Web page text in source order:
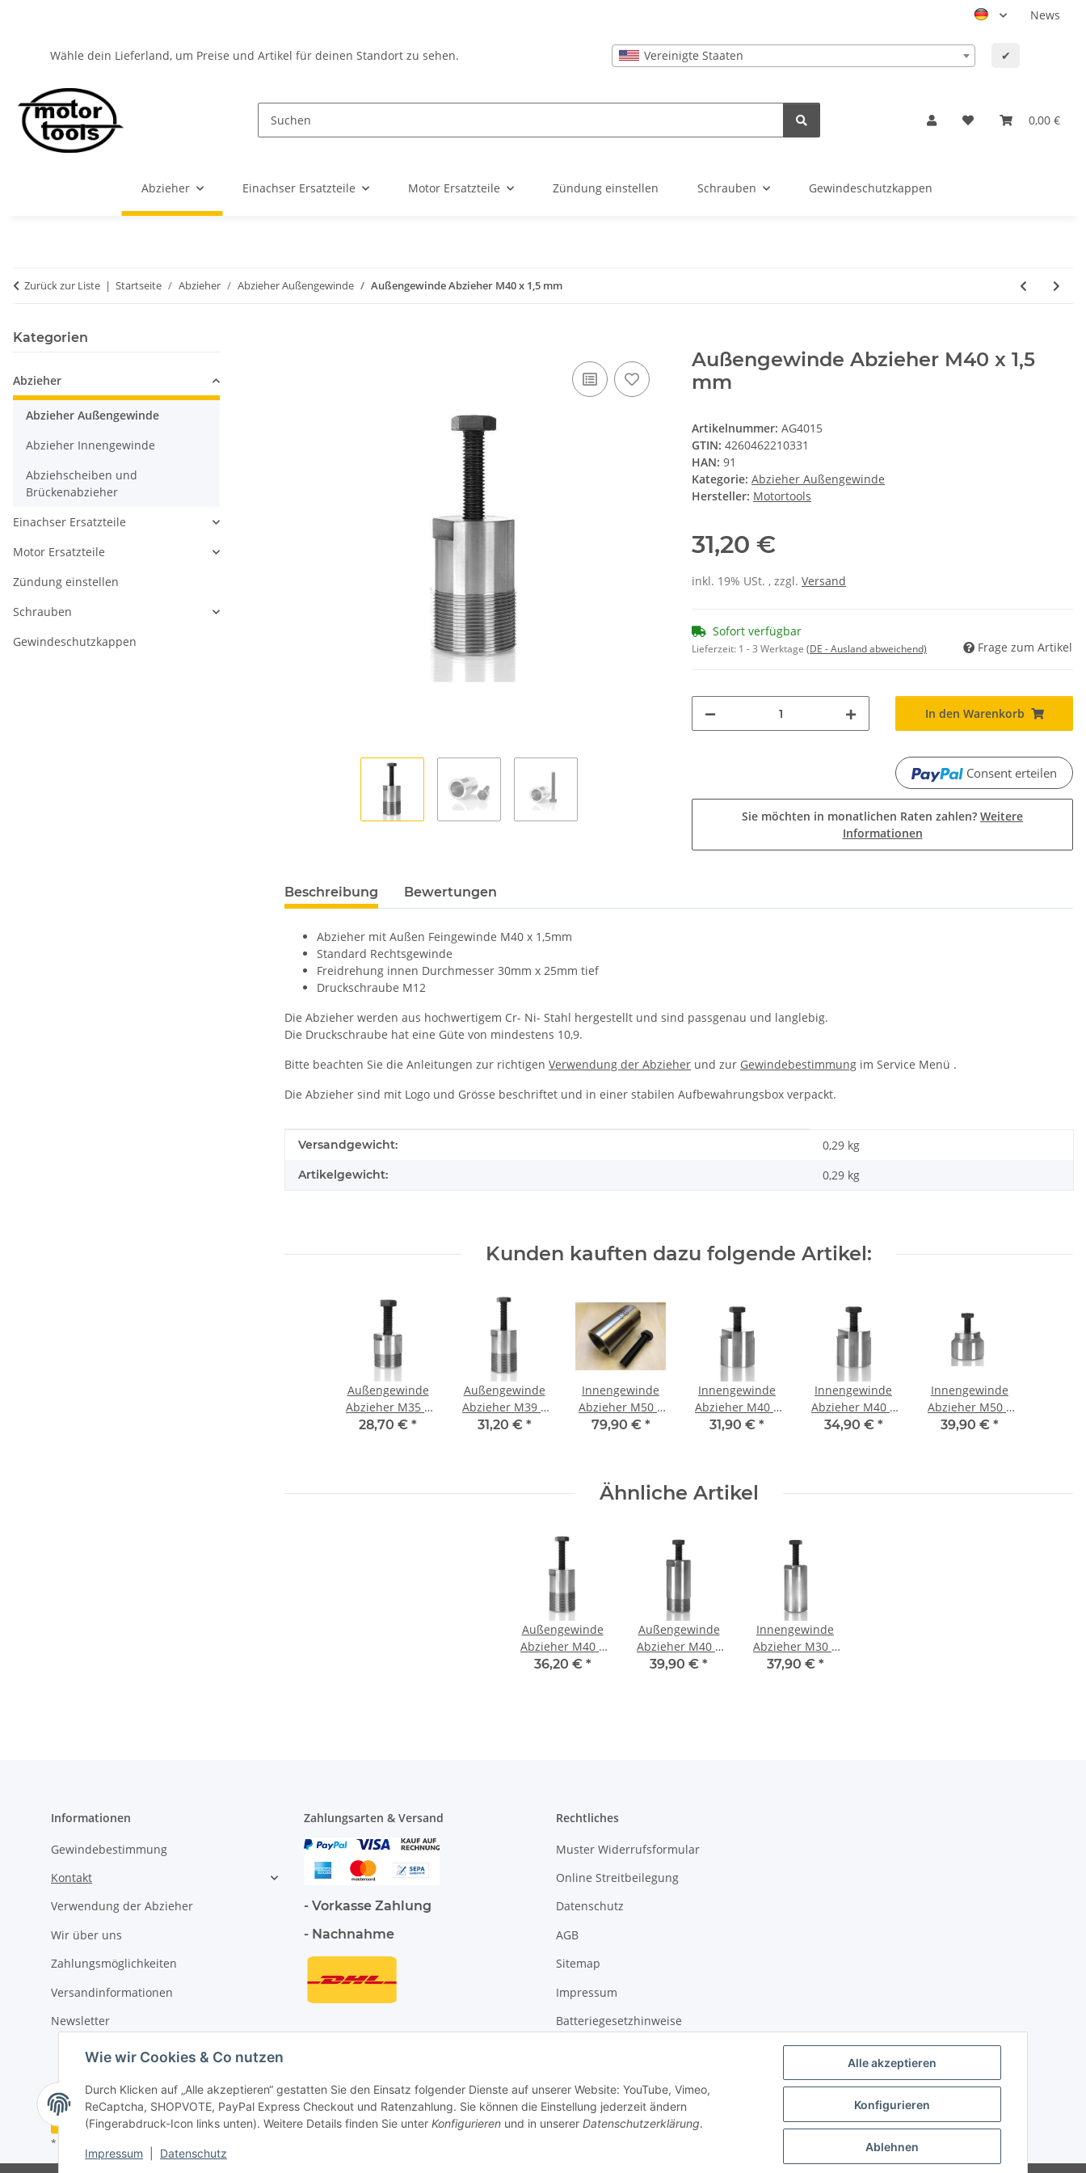
Alle akzeptieren
Konfigurieren
Ablehnen
Wie wir Cookies & Co nutzen
Durch Klicken auf „Alle akzeptieren“ gestatten Sie den Einsatz folgender Dienste auf unserer Website: YouTube, Vimeo,
ReCaptcha, SHOPVOTE, PayPal Express Checkout und Ratenzahlung. Sie können die Einstellung jederzeit ändern
(Fingerabdruck-Icon links unten). Weitere Details finden Sie unter Konfigurieren und in unserer Datenschutzerklärung.
Impressum Datenschutz
News
Wähle dein Lieferland, um Preise und Artikel für deinen Standort zu sehen. Vereinigte Staaten ✔
0,00 €
Abzieher Einachser Ersatzteile Motor Ersatzteile Zündung einstellen Schrauben Gewindeschutzkappen
Zurück zur Liste Startseite Abzieher Abzieher Außengewinde Außengewinde Abzieher M40 x 1,5 mm
Außengewinde Abzieher M40 x 1,5
mm
Artikelnummer: AG4015
GTIN: 4260462210331
HAN: 91
Kategorie: Abzieher Außengewinde
Hersteller: Motortools
31,20 €
inkl. 19% USt. , zzgl. Versand
Sofort verfügbar
Lieferzeit: 1 - 3 Werktage (DE - Ausland abweichend) Frage zum Artikel
In den Warenkorb
Consent erteilen
Sie möchten in monatlichen Raten zahlen? Weitere
Informationen
Beschreibung Bewertungen
Abzieher mit Außen Feingewinde M40 x 1,5mm
Standard Rechtsgewinde
Freidrehung innen Durchmesser 30mm x 25mm tief
Druckschraube M12
Die Abzieher werden aus hochwertigem Cr- Ni- Stahl hergestellt und sind passgenau und langlebig.
Die Druckschraube hat eine Güte von mindestens 10,9.
Bitte beachten Sie die Anleitungen zur richtigen Verwendung der Abzieher und zur Gewindebestimmung im Service Menü .
Die Abzieher sind mit Logo und Grösse beschriftet und in einer stabilen Aufbewahrungsbox verpackt.
Produkteigenschaft
Wert
Versandgewicht: 0,29 kg
Artikelgewicht: 0,29 kg
Kunden kauften dazu folgende Artikel:
Außengewinde
Abzieher M35 x
1,5 mm
28,70 € *
Außengewinde
Abzieher M39 x
1,5 mm
31,20 € *
Innengewinde
Abzieher M50 x
1,5 mm Extra
79,90 € *
Innengewinde
Abzieher M40 x
1 mm
31,90 € *
Innengewinde
Abzieher M40 x
1,5 mm
34,90 € *
Innengewinde
Abzieher M50 x
1 mm
39,90 € *
Ähnliche Artikel
Außengewinde
Abzieher M40 x
1,5 mm Tief
36,20 € *
Außengewinde
Abzieher M40 x
1,5 mm Extra
39,90 € *
Innengewinde
Abzieher M30 x
1,5 mm Tief
37,90 € *
Kategorien
Abzieher
Abzieher Außengewinde
Abzieher Innengewinde
Abziehscheiben und
Brückenabzieher
Einachser Ersatzteile
Motor Ersatzteile
Zündung einstellen
Schrauben
Gewindeschutzkappen
Informationen
Gewindebestimmung
Kontakt
Verwendung der Abzieher
Wir über uns
Zahlungsmöglichkeiten
Versandinformationen
Newsletter
Zahlungsarten & Versand
- Vorkasse Zahlung
- Nachnahme
Rechtliches
Muster Widerrufsformular
Online Streitbeilegung
Datenschutz
AGB
Sitemap
Impressum
Batteriegesetzhinweise
Vertrag widerrufen
* Alle Preise inkl. gesetzlicher USt., zzgl.